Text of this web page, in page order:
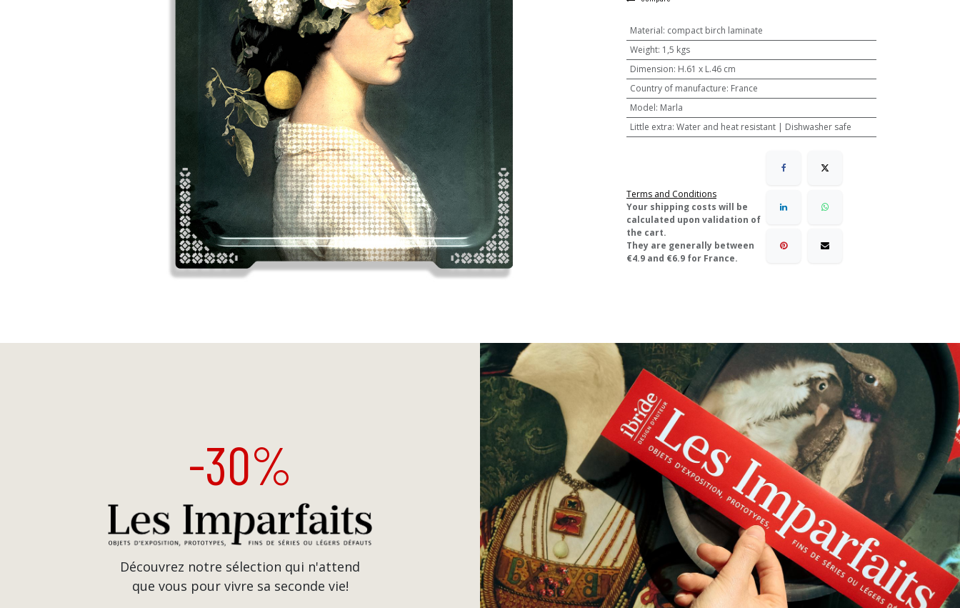
Material: compact birch laminate
Weight: 1,5 kgs
Dimension: H.61 x L.46 cm
Country of manufacture: France
Model: Marla
Little extra: Water and heat resistant | Dishwasher safe
Terms and Conditions
​Your shipping costs will be
calculated upon validation of
the cart.
They are generally between
€4.9 and €6.9 for France.
-30%
Découvrez notre sélection qui n'attend
que vous pour vivre sa seconde vie!